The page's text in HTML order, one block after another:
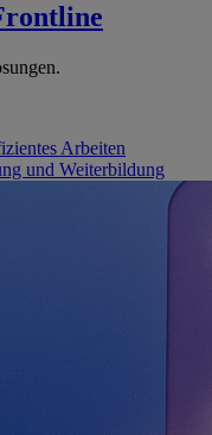
Arbeiten
und Weiterbildung